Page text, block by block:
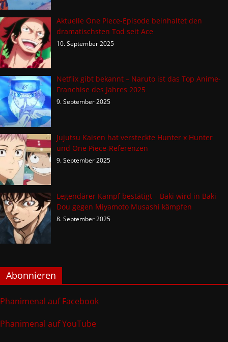
Aktuelle One Piece-Episode beinhaltet den
dramatischsten Tod seit Ace
10. September 2025
Netflix gibt bekannt – Naruto ist das Top Anime-
Franchise des Jahres 2025
9. September 2025
Jujutsu Kaisen hat versteckte Hunter x Hunter
und One Piece-Referenzen
9. September 2025
Legendärer Kampf bestätigt – Baki wird in Baki-
Dou gegen Miyamoto Musashi kämpfen
8. September 2025
Abonnieren
Phanimenal auf Facebook
Phanimenal auf YouTube